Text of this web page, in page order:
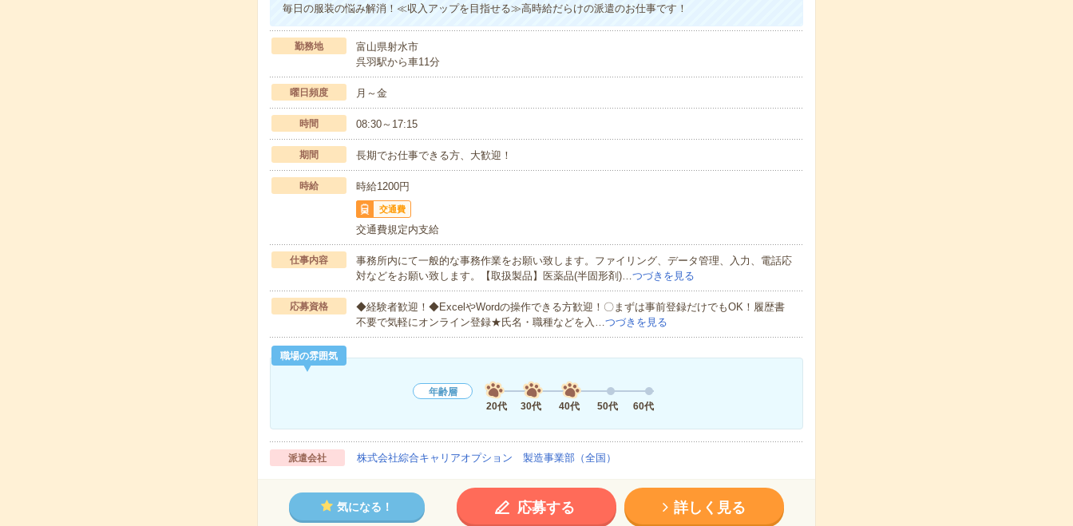
毎日の服装の悩み解消！≪収入アップを目指せる≫高時給だらけの派遣のお仕事です！
勤務地
富山県射水市
呉羽駅から車11分
曜日頻度 月～金
時間 08:30～17:15
期間 長期でお仕事できる方、大歓迎！
時給 時給1200円
交通費
交通費規定内支給
仕事内容
事務所内にて一般的な事務作業をお願い致します。ファイリング、データ管理、入力、電話応
対などをお願い致します。【取扱製品】医薬品(半固形剤)…つづきを見る
応募資格
◆経験者歓迎！◆ExcelやWordの操作できる方歓迎！〇まずは事前登録だけでもOK！履歴書
不要で気軽にオンライン登録★氏名・職種などを入…つづきを見る
職場の雰囲気
年齢層
20代
30代 40代 50代 60代
派遣会社 株式会社綜合キャリアオプション 製造事業部（全国）
気になる！ 応募する 詳しく見る